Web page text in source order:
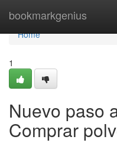
bookmarkgenius
Home
Home
1
Nuevo paso
Comprar